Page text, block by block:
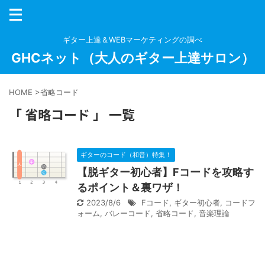
ギター上達＆WEBマーケティングの調べ
GHCネット（大人のギター上達サロン）
HOME >省略コード
「 省略コード 」 一覧
ギターのコード（和音）特集！
【脱ギター初心者】Fコードを攻略す
るポイント＆裏ワザ！
2023/8/6 Fコード, ギター初心者, コードフ
ォーム, バレーコード, 省略コード, 音楽理論